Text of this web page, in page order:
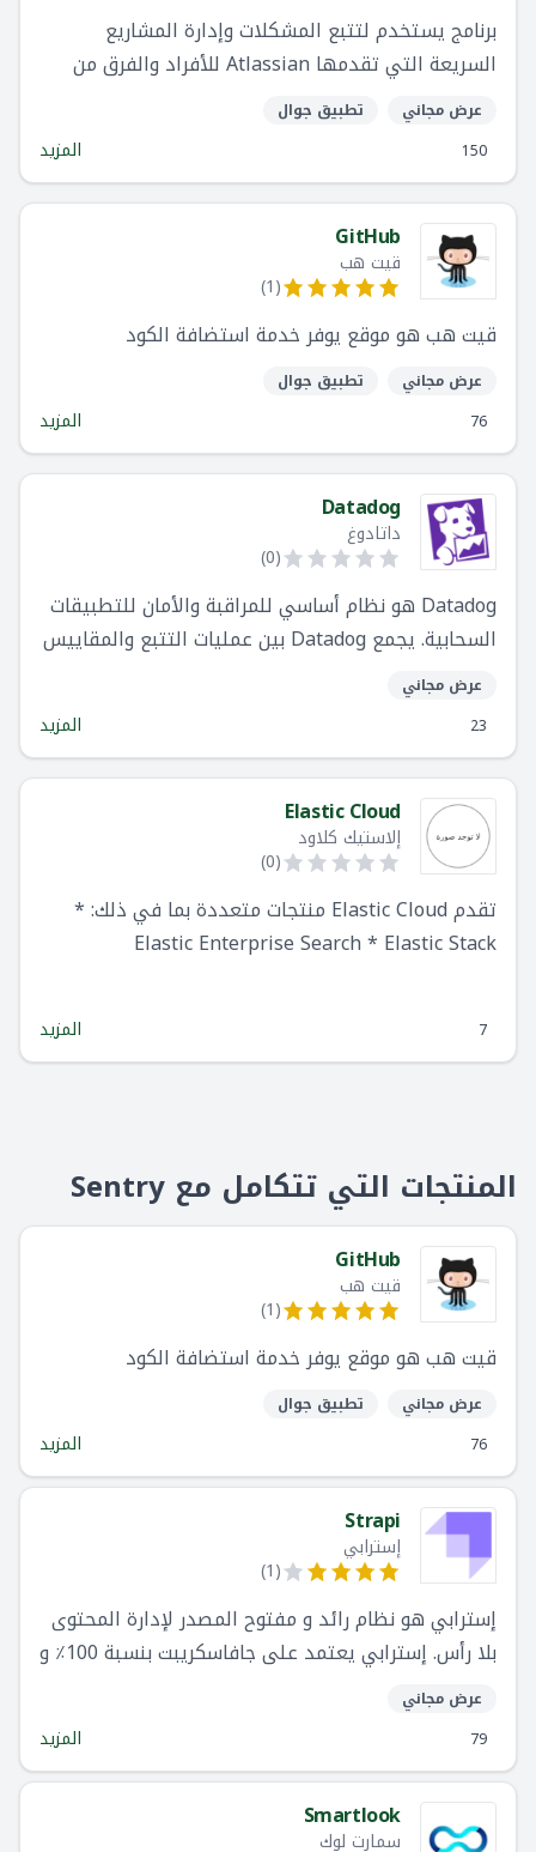
برنامج يستخدم لتتبع المشكلات وإدارة المشاريع
السريعة التي تقدمها Atlassian للأفراد والفرق من
جميع الأحجام
عرض مجاني
تطبيق جوال
150
المزيد
GitHub
قيت هب
(
1
)
قيت هب هو موقع يوفر خدمة استضافة الكود
عرض مجاني
تطبيق جوال
76
المزيد
Datadog
داتادوغ
(
0
)
Datadog هو نظام أساسي للمراقبة والأمان للتطبيقات
السحابية. يجمع Datadog بين عمليات التتبع والمقاييس
والسجلات من البداية إلى النهاية لجعل تطبيقات
العملاء والبنية التحتية وخدمات الجهات الخارجية قابلة
للملاحظة بصورة كاملة.
عرض مجاني
23
المزيد
Elastic Cloud
إلاستيك كلاود
(
0
)
تقدم Elastic Cloud منتجات متعددة بما في ذلك: *
Elastic Enterprise Search * Elastic Stack
7 المزيد
المنتجات التي تتكامل مع Sentry
GitHub
قيت هب
(
1
)
قيت هب هو موقع يوفر خدمة استضافة الكود
عرض مجاني
تطبيق جوال
76
المزيد
Strapi
إسترابي
(
1
)
إسترابي هو نظام رائد و مفتوح المصدر لإدارة المحتوى
بلا رأس. إسترابي يعتمد على جافاسكريبت بنسبة 100٪ و
يقبل التخصيص بالكامل مع التركيز على جعل التخصيص
سلسا للمطورين.
عرض مجاني
79
المزيد
Smartlook
سمارت لوك